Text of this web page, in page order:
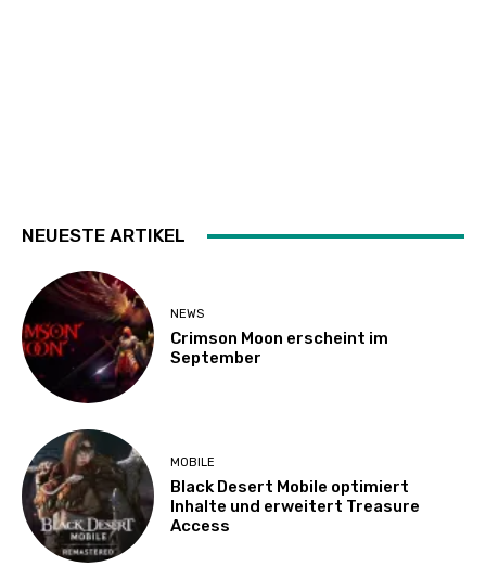
NEUESTE ARTIKEL
NEWS
Crimson Moon erscheint im
September
MOBILE
Black Desert Mobile optimiert
Inhalte und erweitert Treasure
Access